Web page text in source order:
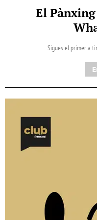
El
Sigues el primer a